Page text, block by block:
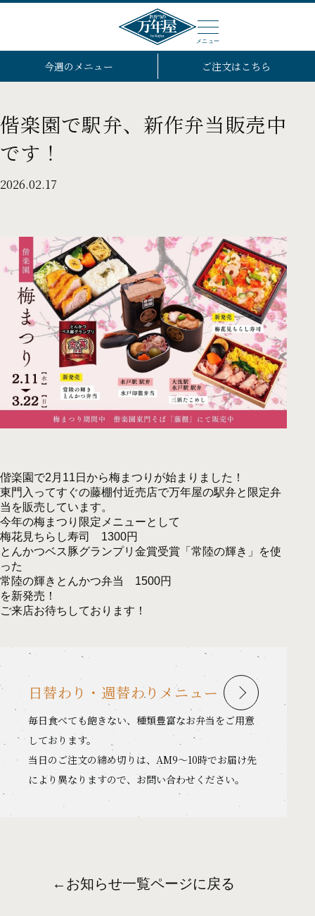
メニュー
今週のメニュー ご注文はこちら
偕楽園で駅弁、新作弁当販売中
です！
2026.02.17
偕楽園で2月11日から梅まつりが始まりました！
東門入ってすぐの藤棚付近売店で万年屋の駅弁と限定弁
当を販売しています。
今年の梅まつり限定メニューとして
梅花見ちらし寿司 1300円
とんかつベス豚グランプリ金賞受賞「常陸の輝き」を使
った
常陸の輝きとんかつ弁当 1500円
を新発売！
ご来店お待ちしております！
日替わり・週替わりメニュー
毎日食べても飽きない、種類豊富なお弁当をご用意
しております。
当日のご注文の締め切りは、AM9〜10時でお届け先
により異なりますので、お問い合わせください。
← お知らせ一覧ページに戻る